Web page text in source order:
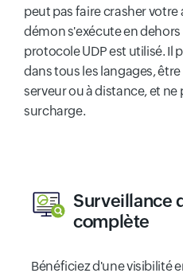
peut pas faire crasher
démon s'exécute en
protocole UDP est utilisé. Il
dans tous les langages,
serveur ou à distance, et
surcharge.
Surveillance
complète
Bénéficiez d'une visibilité